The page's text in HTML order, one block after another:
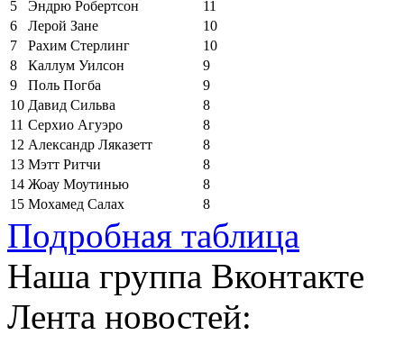
5
Эндрю Робертсон
11
6
Лерой Зане
10
7
Рахим Стерлинг
10
8
Каллум Уилсон
9
9
Поль Погба
9
10 Давид Сильва
8
11 Серхио Агуэро
8
12 Александр Ляказетт
8
13 Мэтт Ритчи
8
14 Жоау Моутинью
8
15 Мохамед Салах 8
Подробная таблица
Наша группа Вконтакте
Лента новостей: